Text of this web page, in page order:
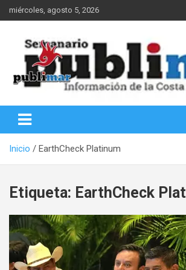
Saltar
al
miércoles, agosto 5, 2026
PubliMar
Inicio EarthCheck Platinum
Etiqueta: EarthCheck